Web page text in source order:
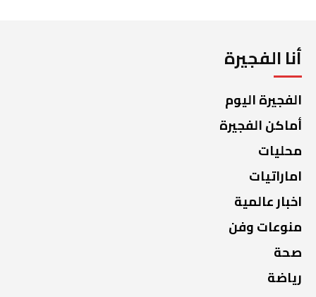
أنا الفجيرة
الفجيرة اليوم
أماكن الفجيرة
محليات
اماراتيات
اخبار عالمية
منوعات وفن
صحة
رياضة